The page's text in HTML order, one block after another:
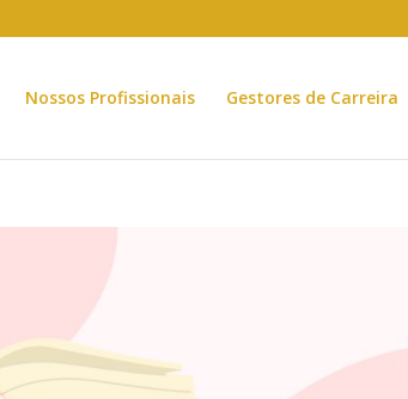
Nossos Profissionais Gestores de Carreira